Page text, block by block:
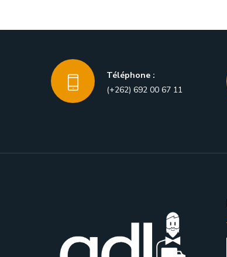
Téléphone :
(+262) 692 00 67 11